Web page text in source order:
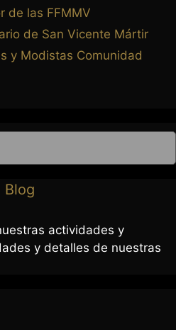
de las FFMMV
de San Vicente Mártir
y Modistas Comunidad
Blog
actividades y
y detalles de nuestras
– 17 a 20 h.